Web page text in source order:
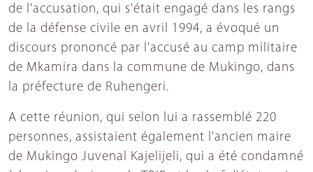
de l'accusation, qui s'était engagé dans les rangs
de la défense civile en avril 1994, a évoqué un
discours prononcé par l'accusé au camp militaire
de Mkamira dans la commune de Mukingo, dans
la préfecture de Ruhengeri.
A cette réunion, qui selon lui a rassemblé 220
personnes, assistaient également l'ancien maire
de Mukingo Juvenal Kajelijeli, qui a été condamné